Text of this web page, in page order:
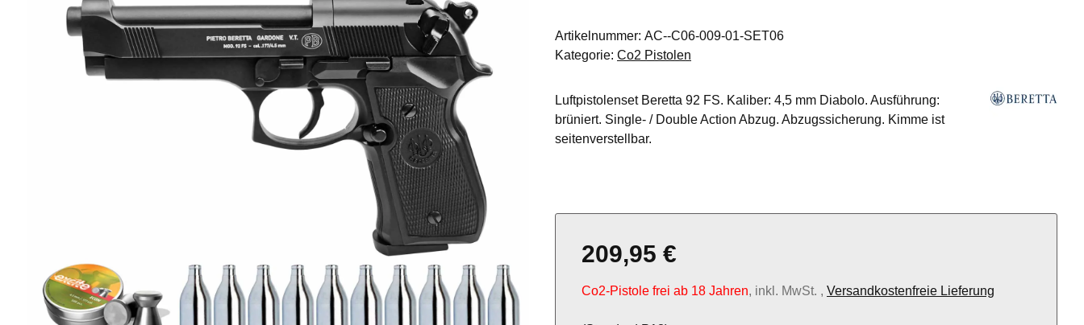
Artikelnummer: AC--C06-009-01-SET06
Kategorie: Co2 Pistolen
Luftpistolenset Beretta 92 FS. Kaliber: 4,5 mm Diabolo. Ausführung:
brüniert. Single- / Double Action Abzug. Abzugssicherung. Kimme ist
seitenverstellbar.
209,95 €
Co2-Pistole frei ab 18 Jahren, inkl. MwSt. , Versandkostenfreie Lieferung